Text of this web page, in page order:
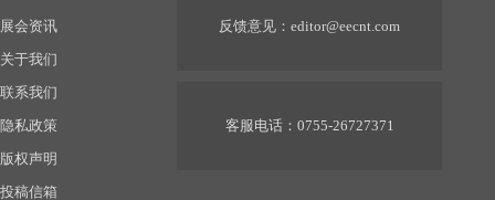
展会资讯
关于我们
联系我们
隐私政策
版权声明
投稿信箱
反馈意见： editor@eecnt.com
客服电话：0755-26727371